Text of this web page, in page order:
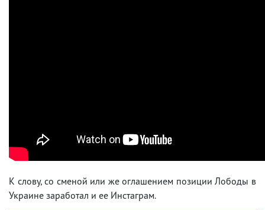
К слову, со сменой или же оглашением позиции Лободы в
Украине заработал и ее Инстаграм.